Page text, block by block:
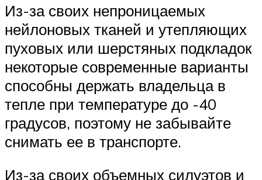
Из-за своих непроницаемых
нейлоновых тканей и утепляющих
пуховых или шерстяных подкладок
некоторые современные варианты
способны держать владельца в
тепле при температуре до -40
градусов, поэтому не забывайте
снимать ее в транспорте.
Из-за своих объемных силуэтов и